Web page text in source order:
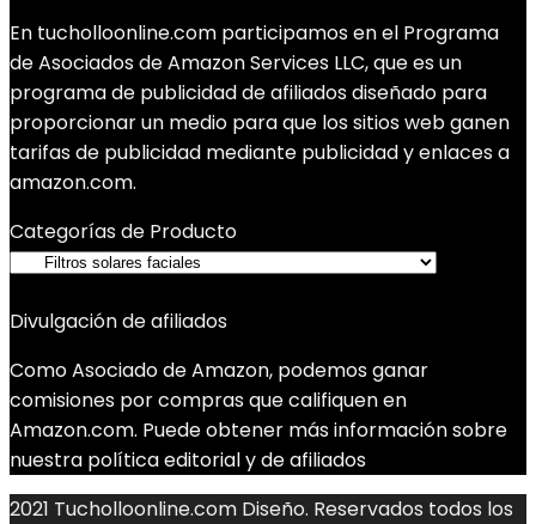
En tucholloonline.com participamos en el Programa
de Asociados de Amazon Services LLC, que es un
programa de publicidad de afiliados diseñado para
proporcionar un medio para que los sitios web ganen
tarifas de publicidad mediante publicidad y enlaces a
amazon.com.
Categorías de Producto
Divulgación de afiliados
Como Asociado de Amazon, podemos ganar
comisiones por compras que califiquen en
Amazon.com. Puede obtener más información sobre
nuestra política editorial y de afiliados
2021 Tucholloonline.com Diseño. Reservados todos los